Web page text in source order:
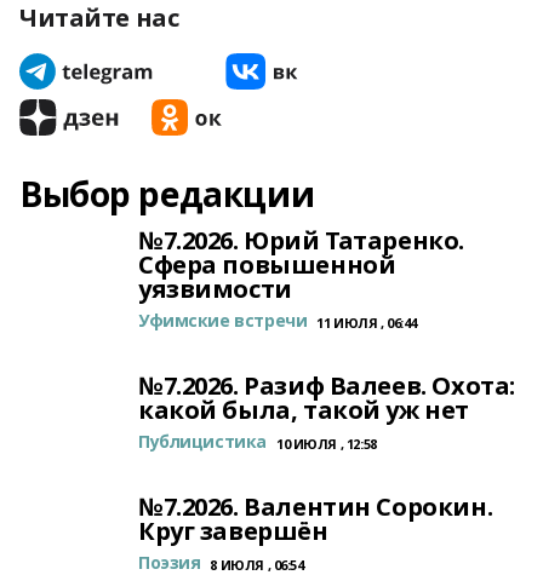
Читайте нас
Выбор редакции
№7.2026. Юрий Татаренко.
Сфера повышенной
уязвимости
Уфимские встречи 11 ИЮЛЯ , 06:44
№7.2026. Разиф Валеев. Охота:
какой была, такой уж нет
Публицистика 10 ИЮЛЯ , 12:58
№7.2026. Валентин Сорокин.
Круг завершён
Поэзия 8 ИЮЛЯ , 06:54